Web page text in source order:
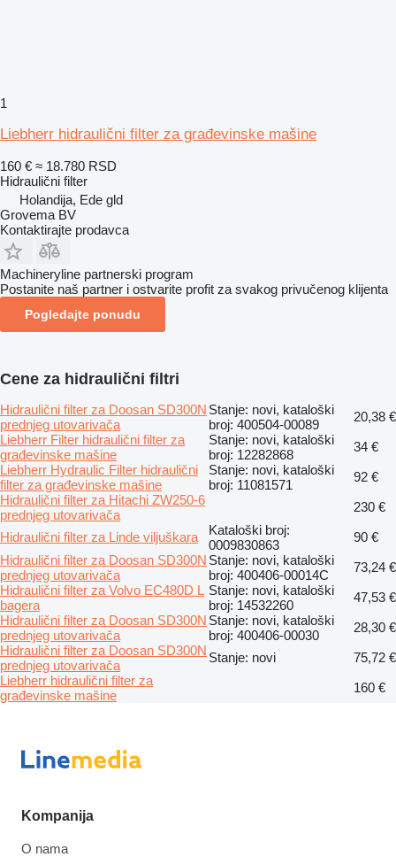
1
Liebherr hidraulični filter za građevinske mašine
160 € ≈ 18.780 RSD
Hidraulični filter
Holandija, Ede gld
Grovema BV
Kontaktirajte prodavca
Machineryline partnerski program
Postanite naš partner i ostvarite profit za svakog privučenog klijenta
Pogledajte ponudu
Cene za hidraulični filtri
Hidraulični filter za Doosan SD300N
prednjeg utovarivača
Stanje: novi, kataloški
broj: 400504-00089
20,38 €
Liebherr Filter hidraulični filter za
građevinske mašine
Stanje: novi, kataloški
broj: 12282868
34 €
Liebherr Hydraulic Filter hidraulični
filter za građevinske mašine
Stanje: novi, kataloški
broj: 11081571
92 €
Hidraulični filter za Hitachi ZW250-6
prednjeg utovarivača
230 €
Hidraulični filter za Linde viljuškara
Kataloški broj:
0009830863
90 €
Hidraulični filter za Doosan SD300N
prednjeg utovarivača
Stanje: novi, kataloški
broj: 400406-00014C
73,24 €
Hidraulični filter za Volvo EC480D L
bagera
Stanje: novi, kataloški
broj: 14532260
47,53 €
Hidraulični filter za Doosan SD300N
prednjeg utovarivača
Stanje: novi, kataloški
broj: 400406-00030
28,30 €
Hidraulični filter za Doosan SD300N
prednjeg utovarivača
Stanje: novi
75,72 €
Liebherr hidraulični filter za
građevinske mašine
160 €
Kompanija
O nama